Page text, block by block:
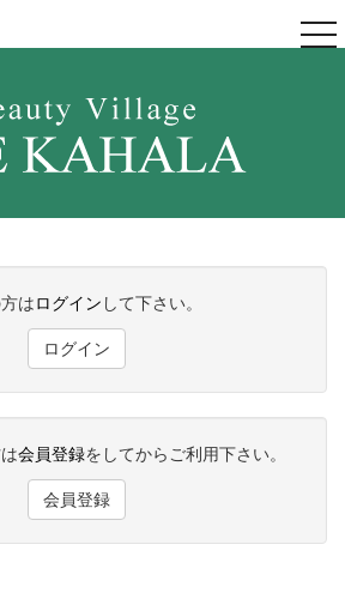
はログイン して下さい。
ログイン
会員登録をしてからご利用下さい。
会員登録